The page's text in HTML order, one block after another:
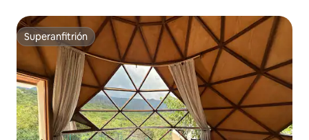
Superanfitrión
Superanfitrión